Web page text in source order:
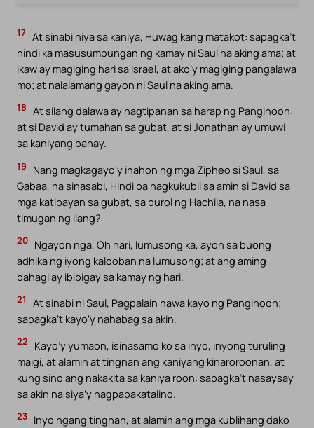
17 At sinabi niya sa kaniya, Huwag kang matakot: sapagka’t
hindi ka masusumpungan ng kamay ni Saul na aking ama; at
ikaw ay magiging hari sa Israel, at ako’y magiging pangalawa
mo; at nalalamang gayon ni Saul na aking ama.
18 At silang dalawa ay nagtipanan sa harap ng Panginoon:
at si David ay tumahan sa gubat, at si Jonathan ay umuwi
sa kaniyang bahay.
19
Nang magkagayo’y inahon ng mga Zipheo si Saul, sa
Gabaa, na sinasabi, Hindi ba nagkukubli sa amin si David sa
mga katibayan sa gubat, sa burol ng Hachila, na nasa
timugan ng ilang?
20 Ngayon nga, Oh hari, lumusong ka, ayon sa buong
adhika ng iyong kalooban na lumusong; at ang aming
bahagi ay ibibigay sa kamay ng hari.
21
At sinabi ni Saul, Pagpalain nawa kayo ng Panginoon;
sapagka’t kayo’y nahabag sa akin.
22
Kayo’y yumaon, isinasamo ko sa inyo, inyong turuling
maigi, at alamin at tingnan ang kaniyang kinaroroonan, at
kung sino ang nakakita sa kaniya roon: sapagka’t nasaysay
sa akin na siya’y nagpapakatalino.
23 Inyo ngang tingnan, at alamin ang mga kublihang dako